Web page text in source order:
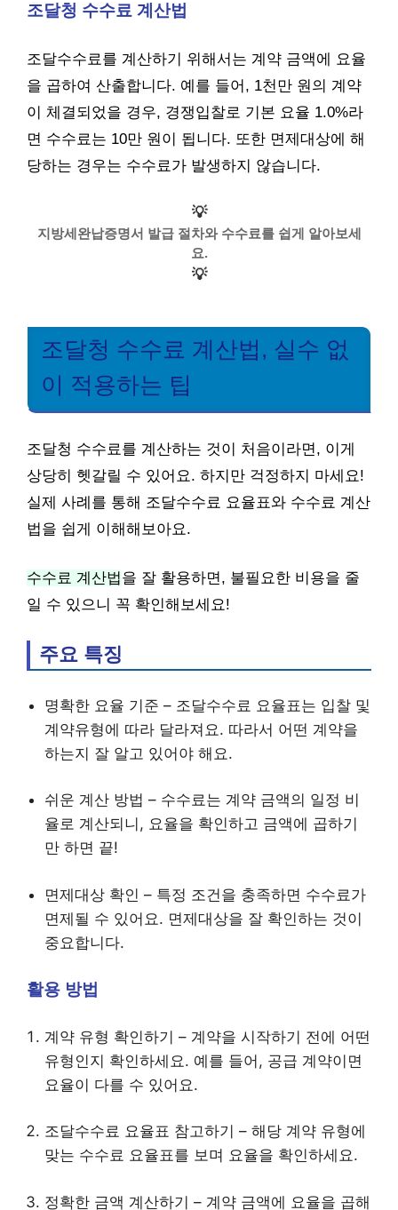
조달청 수수료 계산법
조달수수료를 계산하기 위해서는 계약 금액에 요율
을 곱하여 산출합니다. 예를 들어, 1천만 원의 계약
이 체결되었을 경우, 경쟁입찰로 기본 요율 1.0%라
면 수수료는 10만 원이 됩니다. 또한 면제대상에 해
당하는 경우는 수수료가 발생하지 않습니다.
💡
지방세완납증명서 발급 절차와 수수료를 쉽게 알아보세
요.
💡
조달청 수수료 계산법, 실수 없
이 적용하는 팁
조달청 수수료를 계산하는 것이 처음이라면, 이게
상당히 헷갈릴 수 있어요. 하지만 걱정하지 마세요!
실제 사례를 통해 조달수수료 요율표와 수수료 계산
법을 쉽게 이해해보아요.
수수료 계산법을 잘 활용하면, 불필요한 비용을 줄
일 수 있으니 꼭 확인해보세요!
주요 특징
명확한 요율 기준 – 조달수수료 요율표는 입찰 및
계약유형에 따라 달라져요. 따라서 어떤 계약을
하는지 잘 알고 있어야 해요.
쉬운 계산 방법 – 수수료는 계약 금액의 일정 비
율로 계산되니, 요율을 확인하고 금액에 곱하기
만 하면 끝!
면제대상 확인 – 특정 조건을 충족하면 수수료가
면제될 수 있어요. 면제대상을 잘 확인하는 것이
중요합니다.
활용 방법
계약 유형 확인하기 – 계약을 시작하기 전에 어떤
유형인지 확인하세요. 예를 들어, 공급 계약이면
요율이 다를 수 있어요.
조달수수료 요율표 참고하기 – 해당 계약 유형에
맞는 수수료 요율표를 보며 요율을 확인하세요.
정확한 금액 계산하기 – 계약 금액에 요율을 곱해